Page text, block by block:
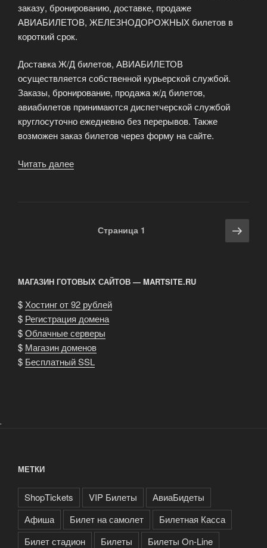
заказу, бронированию, доставке, продаже
АВИАБИЛЕТОВ, ЖЕЛЕЗНОДОРОЖНЫХ билетов в
короткий срок.
Доставка Ж/Д билетов, АВИАБИЛЕТОВ
осуществляется собственной курьерской службой.
Заказы, бронирование, продажа ж/д билетов,
авиабилетов принимаются диспетчерской службой
круглосуточно ежедневно без перерывов. Также
возможен заказ билетов через форму на сайте.
Читать далее
авиабилетов»
Страница 1
МАГАЗИН ГОТОВЫХ САЙТОВ — MARTSITE.RU
$ Хостинг от 92 рублей
$ Регистрация домена
$Облачные серверы
$ Магазин доменов
$ Бесплатный SSL
.
МЕТКИ
ShopTickets VIP Билеты
АвиаБидеты
Афиша
Билет на самолет
Билетная Касса
Билет стадион
Билеты
Билеты On-Line